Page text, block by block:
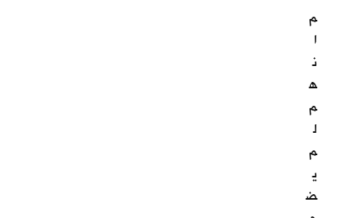
م
ا
ن
ه
م
ل
م
ي
ض